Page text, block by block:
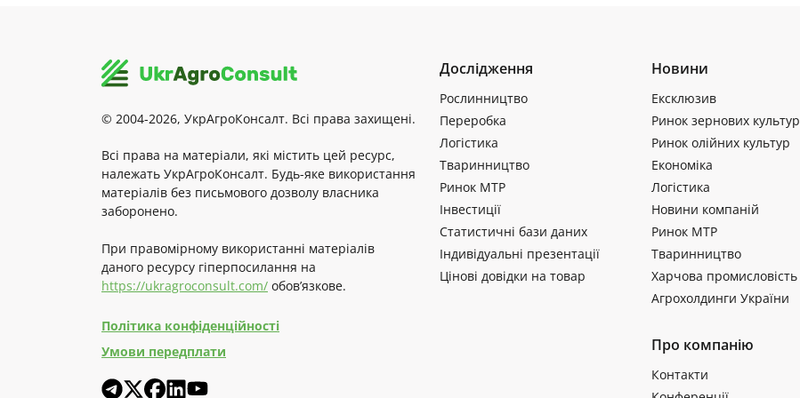
© 2004-2026, УкрАгроКонсалт. Всі права захищені.
Всі права на матеріали, які містить цей ресурс,
належать УкрАгроКонсалт. Будь-яке використання
матеріалів без письмового дозволу власника
заборонено.
При правомірному використанні матеріалів
даного ресурсу гіперпосилання на
https://ukragroconsult.com/ обов’язкове.
Політика конфіденційності
Умови передплати
Дослідження
Рослинництво
Переробка
Логістика
Тваринництво
Ринок МТР
Інвестиції
Статистичні бази даних
Індивідуальні презентації
Цінові довідки на товар
Новини
Ексклюзив
Ринок зернових культур
Ринок олійних культур
Економіка
Логістика
Новини компаній
Ринок МТР
Тваринництво
Харчова промисловість
Агрохолдинги України
Про компанію
Контакти